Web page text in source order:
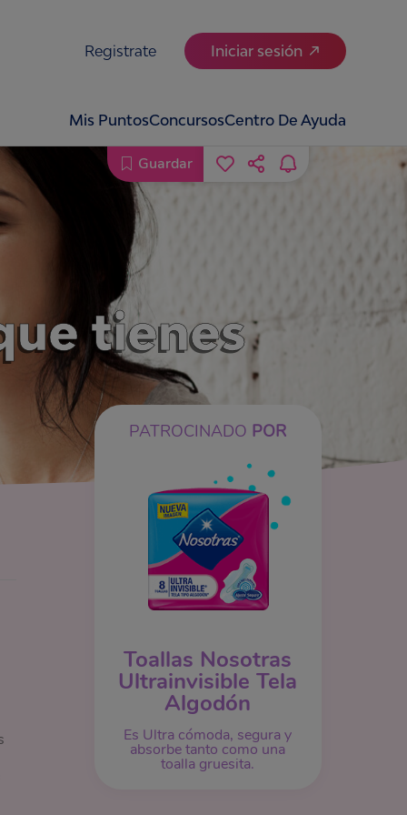
Registrate Iniciar sesión
Mis PuntosConcursosCentro De Ayuda
tienes
PATROCINADO POR
Toallas Nosotras
Ultrainvisible Tela
Algodón
Es Ultra cómoda, segura y
absorbe tanto como una
toalla gruesita.
Guardar